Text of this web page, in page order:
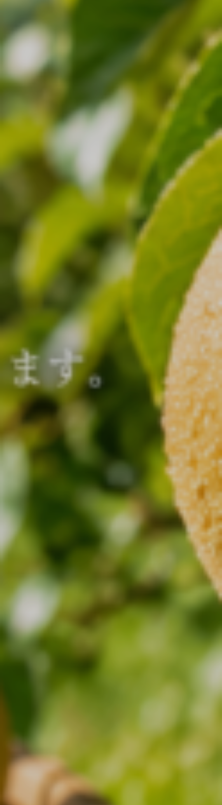
さいとう整骨院
さいとう整骨院HP
さいとう整骨院HP